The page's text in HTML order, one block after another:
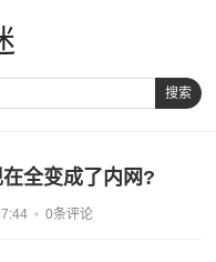
搜索
全变成了内网?
0条评论